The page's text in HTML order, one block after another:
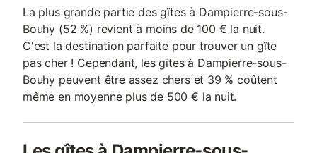
La plus grande partie des gîtes à Dampierre-sous-
Bouhy (52 %) revient à moins de 100 € la nuit.
C'est la destination parfaite pour trouver un gîte
pas cher ! Cependant, les gîtes à Dampierre-sous-
Bouhy peuvent être assez chers et 39 % coûtent
même en moyenne plus de 500 € la nuit.